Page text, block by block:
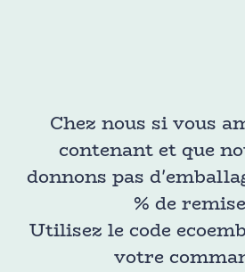
Chez nous si vous
contenant et que
donnons pas
% de
Utilisez le code
votre